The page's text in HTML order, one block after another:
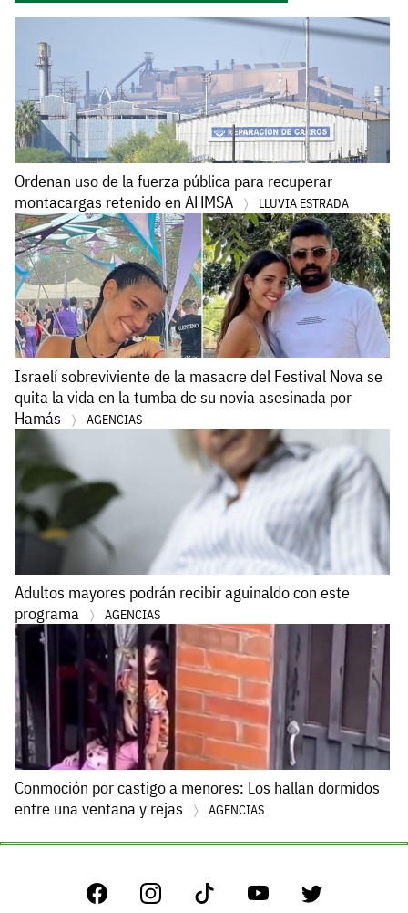
Ordenan uso de la fuerza pública para recuperar
montacargas retenido en AHMSA
LLUVIA ESTRADA
Israelí sobreviviente de la masacre del Festival Nova se
quita la vida en la tumba de su novia asesinada por
Hamás
AGENCIAS
Adultos mayores podrán recibir aguinaldo con este
programa
AGENCIAS
Conmoción por castigo a menores: Los hallan dormidos
entre una ventana y rejas
AGENCIAS